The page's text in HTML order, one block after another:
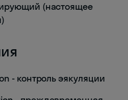
(настоящее
- контроль эякуляции